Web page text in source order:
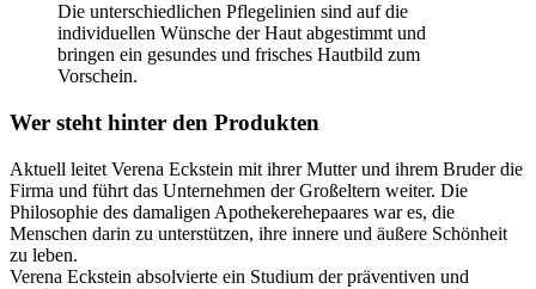
Die unterschiedlichen Pflegelinien sind auf die
individuellen Wünsche der Haut abgestimmt und
bringen ein gesundes und frisches Hautbild zum
Vorschein.
Wer steht hinter den Produkten
Aktuell leitet Verena Eckstein mit ihrer Mutter und ihrem Bruder die
Firma und führt das Unternehmen der Großeltern weiter. Die
Philosophie des damaligen Apothekerehepaares war es, die
Menschen darin zu unterstützen, ihre innere und äußere Schönheit
zu leben.
Verena Eckstein absolvierte ein Studium der präventiven und